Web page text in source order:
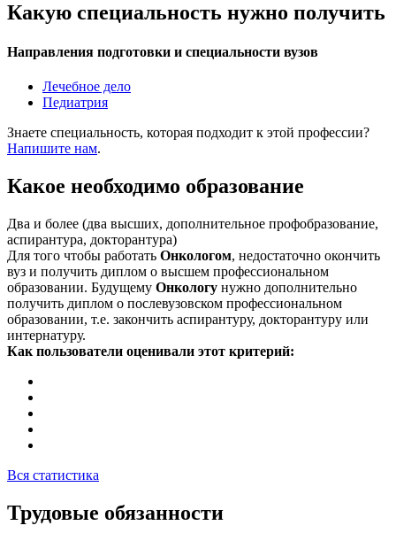
Какую специальность нужно получить
Направления подготовки и специальности вузов
Лечебное дело
Педиатрия
Знаете специальность, которая подходит к этой профессии?
Напишите нам.
Какое необходимо образование
Два и более (два высших, дополнительное профобразование,
аспирантура, докторантура)
Для того чтобы работать Онкологом, недостаточно окончить
вуз и получить диплом о высшем профессиональном
образовании. Будущему Онкологу нужно дополнительно
получить диплом о послевузовском профессиональном
образовании, т.е. закончить аспирантуру, докторантуру или
интернатуру.
Как пользователи оценивали этот критерий:
Вся статистика
Трудовые обязанности